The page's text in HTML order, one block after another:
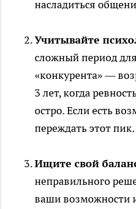
насладиться
Учитывайте
сложный период
«конкурента» —
3 лет, когда
остро. Если есть
переждать этот пик.
Ищите свой
неправильного
ваши возможности